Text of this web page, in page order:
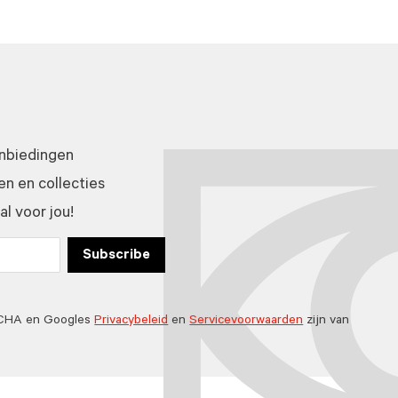
en collecties
voor jou!
Subscribe
en GooglesPrivacybeleidenServicevoorwaardenzijn van